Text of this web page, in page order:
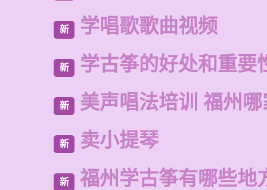
新 学唱歌歌曲视频
新 学古筝的好处和重要
新 美声唱法培训 福州
新 卖小提琴
新 福州学古筝有哪些地